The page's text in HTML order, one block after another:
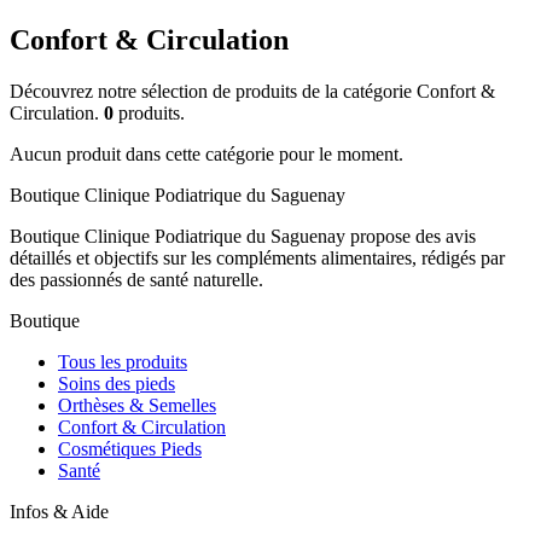
Confort & Circulation
Découvrez notre sélection de produits de la catégorie Confort &
Circulation. 0 produits.
Aucun produit dans cette catégorie pour le moment.
Boutique Clinique Podiatrique du Saguenay
Boutique Clinique Podiatrique du Saguenay propose des avis
détaillés et objectifs sur les compléments alimentaires, rédigés par
des passionnés de santé naturelle.
Boutique
Tous les produits
Soins des pieds
Orthèses & Semelles
Confort & Circulation
Cosmétiques Pieds
Santé
Infos & Aide